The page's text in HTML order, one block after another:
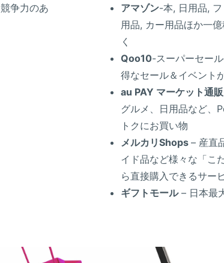
争力のあ
アマゾン-本, 日用品,
用品, カー用品ほか一
く
Qoo10-スーパーセー
得なセール＆イベント
au PAY マーケット通販
グルメ、日用品など、
トクにお買い物
メルカリShops – 産直
イド品など様々な「こ
ら直接購入できるサー
ギフトモール– 日本最